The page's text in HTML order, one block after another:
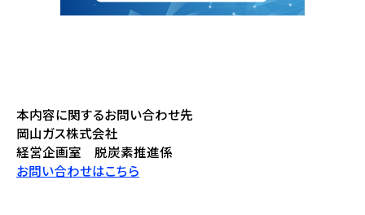
本内容に関するお問い合わせ先
岡山ガス株式会社
経営企画室 脱炭素推進係
お問い合わせはこちら